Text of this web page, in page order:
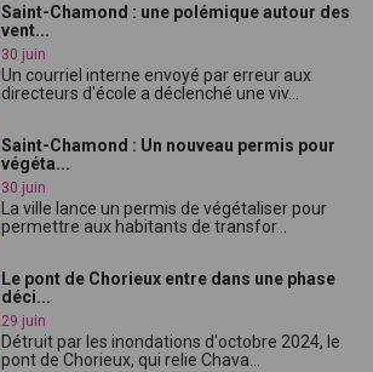
Saint-Chamond : une polémique autour des
vent...
30 juin
Un courriel interne envoyé par erreur aux
directeurs d'école a déclenché une viv...
Saint-Chamond : Un nouveau permis pour
végéta...
30 juin
La ville lance un permis de végétaliser pour
permettre aux habitants de transfor...
Le pont de Chorieux entre dans une phase
déci...
29 juin
Détruit par les inondations d'octobre 2024, le
pont de Chorieux, qui relie Chava...